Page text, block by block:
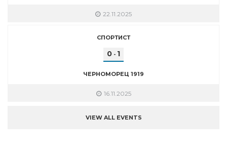
22.11.2025
СПОРТИСТ
0 - 1
ЧЕРНОМОРЕЦ 1919
16.11.2025
VIEW ALL EVENTS